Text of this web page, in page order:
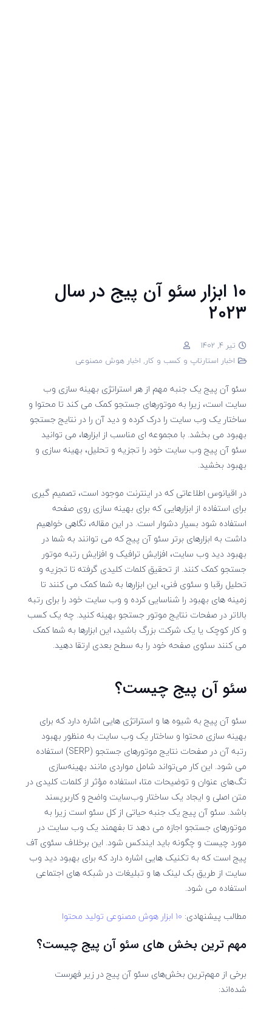
۱۰ ابزار سئو آن پیج در سال
۲۰۲۳
تیر 4, 1402
اخبار استارتاپ و کسب و کار, اخبار هوش مصنوعی
سئو آن پیج یک جنبه مهم از هر استراتژی بهینه سازی وب
سایت است، زیرا به موتورهای جستجو کمک می کند تا محتوا و
ساختار یک وب سایت را درک کرده و دید آن را در نتایج جستجو
بهبود می بخشد. با مجموعه ای مناسب از ابزارها، می توانید
سئو آن پیج وب سایت خود را تجزیه و تحلیل، بهینه سازی و
بهبود بخشید.
در اقیانوس اطلاعاتی که در اینترنت موجود است، تصمیم گیری
برای استفاده از ابزارهایی که برای بهینه سازی روی صفحه
استفاده شود بسیار دشوار است. در این مقاله، نگاهی خواهیم
داشت به ابزارهای برتر سئو آن پیج که می توانند به شما در
بهبود دید وب سایت، افزایش ترافیک و افزایش رتبه موتور
جستجو کمک کنند. از تحقیق کلمات کلیدی گرفته تا تجزیه و
تحلیل رقبا و سئوی فنی، این ابزارها به شما کمک می کنند تا
زمینه های بهبود را شناسایی کرده و وب سایت خود را برای رتبه
بالاتر در صفحات نتایج موتور جستجو بهینه کنید. چه یک کسب
و کار کوچک یا یک شرکت بزرگ باشید، این ابزارها به شما کمک
می کنند سئوی صفحه خود را به سطح بعدی ارتقا دهید.
سئو آن پیج چیست؟
سئو آن پیج به شیوه ها و استراتژی هایی اشاره دارد که برای
بهینه سازی محتوا و ساختار یک وب سایت به منظور بهبود
رتبه آن در صفحات نتایج موتورهای جستجو (SERP) استفاده
می شود. این کار می‌تواند شامل مواردی مانند بهینه‌سازی
تگ‌های عنوان و توضیحات متا، استفاده مؤثر از کلمات کلیدی در
متن اصلی و ایجاد یک ساختار وب‌سایت واضح و کاربرپسند
باشد. سئو آن پیج یک جنبه حیاتی از کل سئو است زیرا به
موتورهای جستجو اجازه می دهد تا بفهمند یک وب سایت در
مورد چیست و چگونه باید ایندکس شود. این برخلاف سئوی آف
پیج است که به تکنیک هایی اشاره دارد که برای بهبود دید وب
سایت از طریق بک لینک ها و تبلیغات در شبکه های اجتماعی
استفاده می شود.
مطالب پیشنهادی: ۱۰ ابزار هوش مصنوعی تولید محتوا
مهم ترین بخش های سئو آن پیج چیست؟
برخی از مهم‌ترین بخش‌های سئو آن پیج در زیر فهرست
شده‌اند: